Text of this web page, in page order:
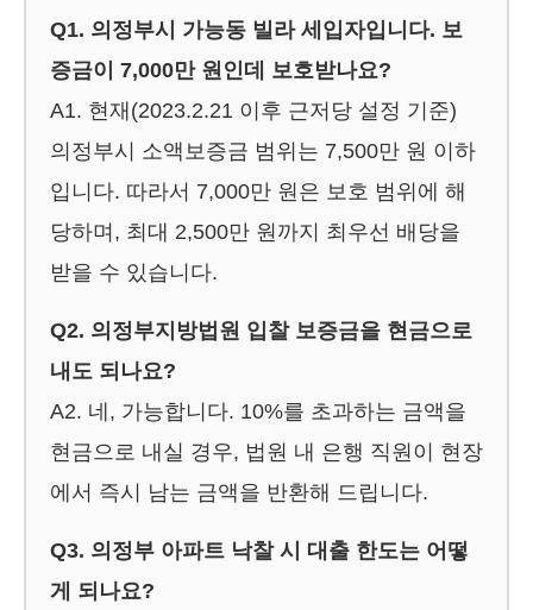
Q1. 의정부시 가능동 빌라 세입자입니다. 보
증금이 7,000만 원인데 보호받나요?
A1. 현재(2023.2.21 이후 근저당 설정 기준)
의정부시 소액보증금 범위는 7,500만 원 이하
입니다. 따라서 7,000만 원은 보호 범위에 해
당하며, 최대 2,500만 원까지 최우선 배당을
받을 수 있습니다.
Q2. 의정부지방법원 입찰 보증금을 현금으로
내도 되나요?
A2. 네, 가능합니다. 10%를 초과하는 금액을
현금으로 내실 경우, 법원 내 은행 직원이 현장
에서 즉시 남는 금액을 반환해 드립니다.
Q3. 의정부 아파트 낙찰 시 대출 한도는 어떻
게 되나요?